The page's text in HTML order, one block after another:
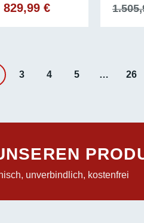
Ursprünglicher
829,99 €Aktueller
3 4 5 … 26
unverbindlich, kostenfrei